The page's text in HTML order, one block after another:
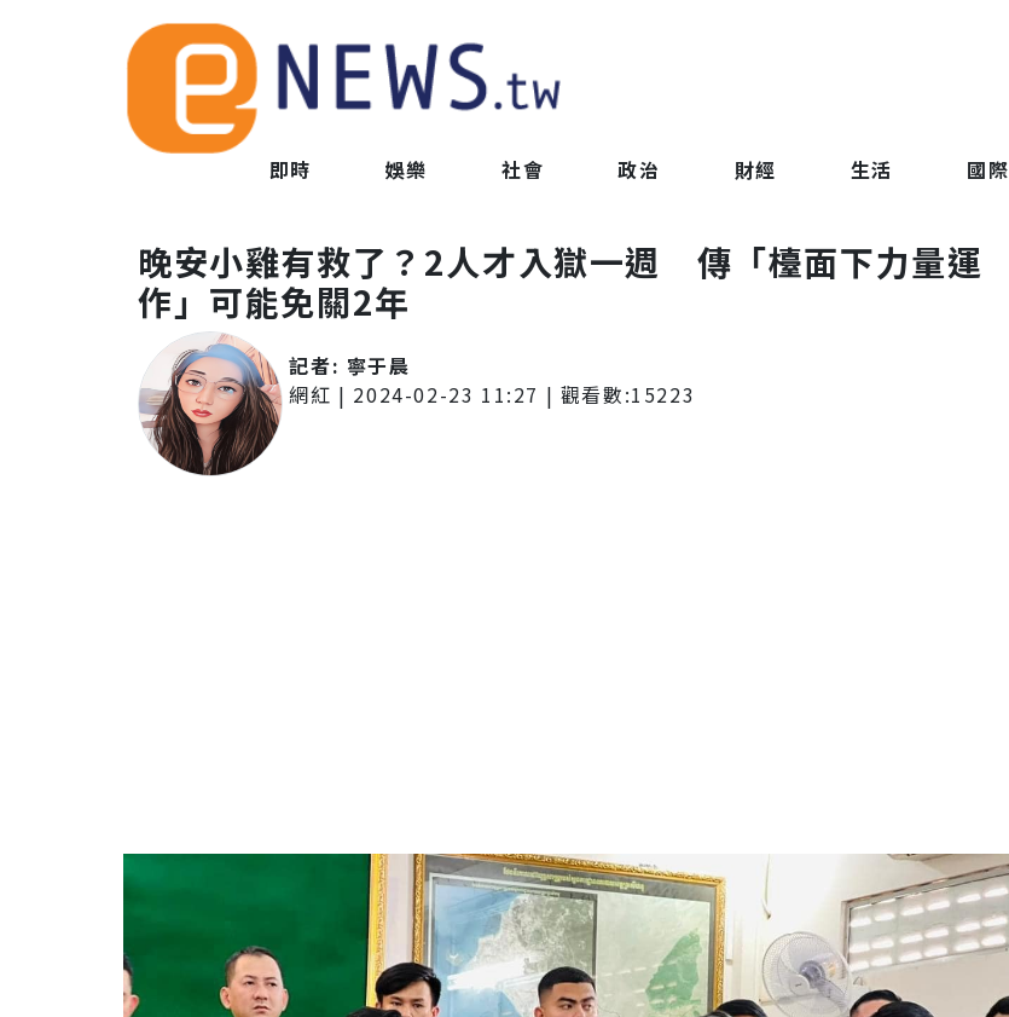
即時 娛樂 社會 政治 財經 生活 國際
晚安小雞有救了？2人才入獄一週 傳「檯面下力量運
作」可能免關2年
記者: 寧于晨
網紅 | 2024-02-23 11:27 | 觀看數:15223